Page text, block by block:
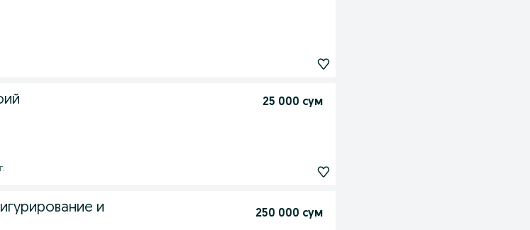
25 000 сум
и
250 000 сум